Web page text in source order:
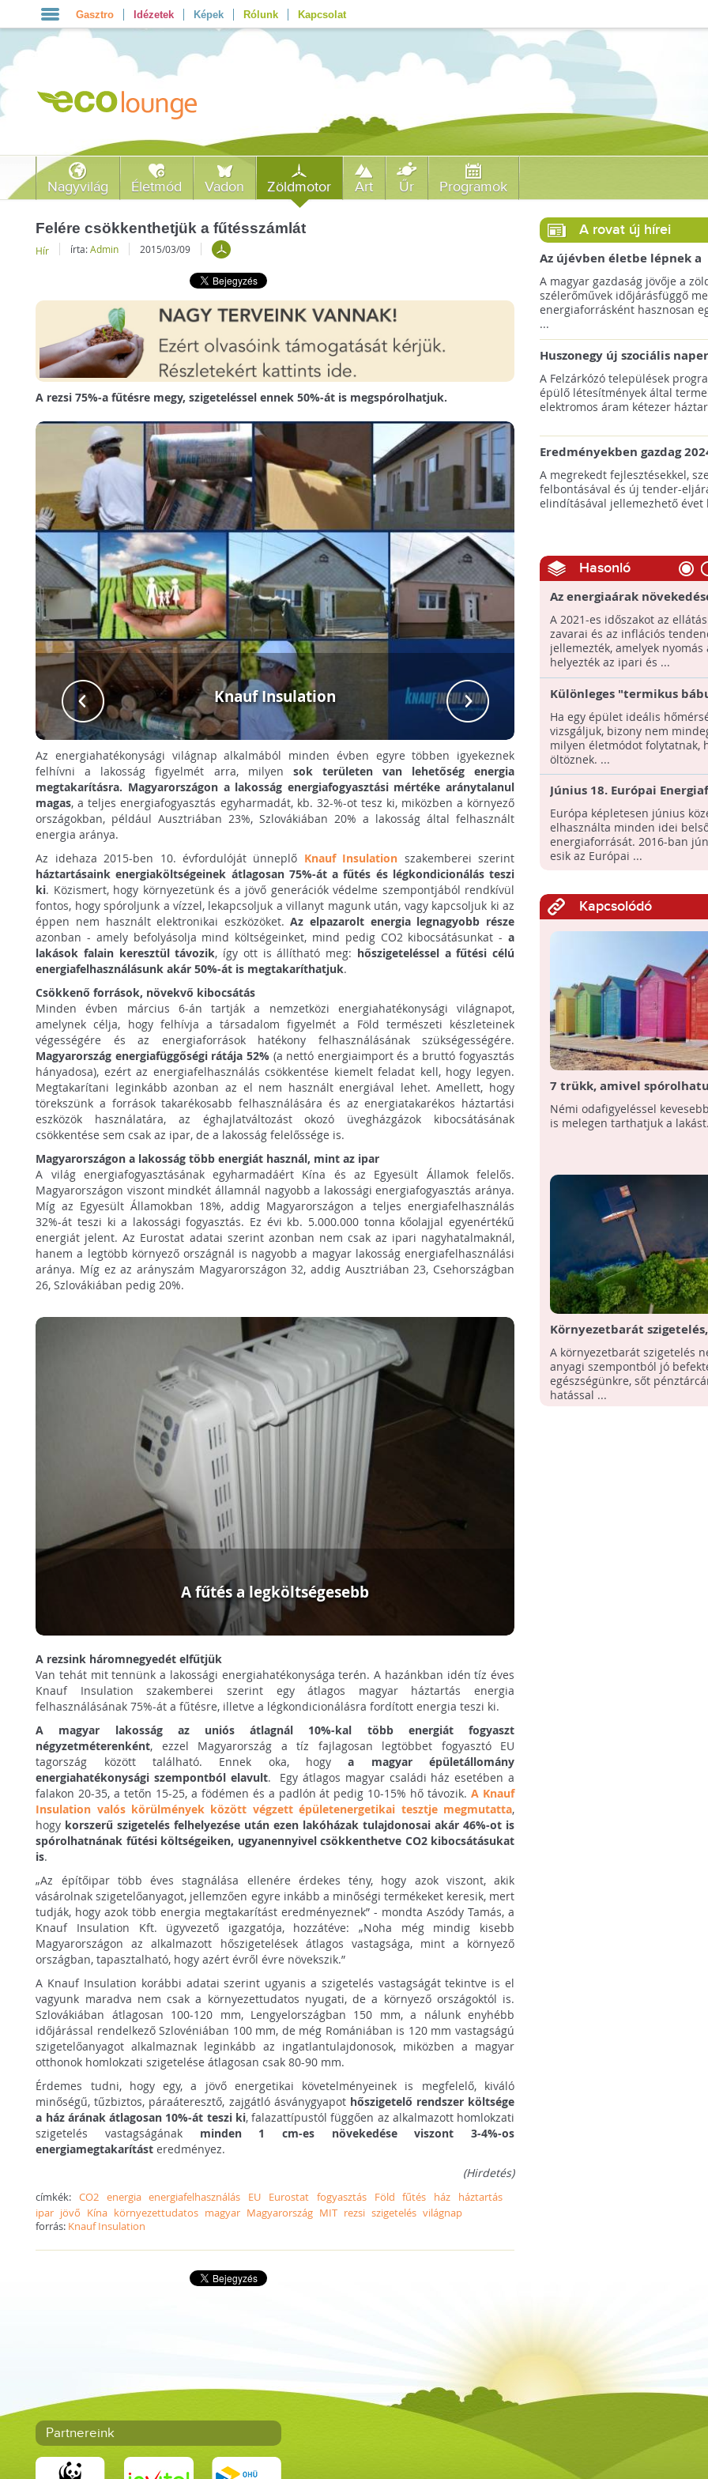
Gasztro Idézetek Képek Rólunk Kapcsolat
Nagyvilág Életmód Vadon Zöldmotor Art Űr Programok
Felére csökkenthetjük a fűtésszámlát
Hír írta:Admin 2015/03/09
A rezsi 75%-a fűtésre megy, szigeteléssel ennek 50%-át is megspórolhatjuk.
Knauf Insulation
Az energiahatékonysági világnap alkalmából minden évben egyre többen igyekeznek
felhívni a lakosság figyelmét arra, milyen sok területen van lehetőség energia
megtakarításra. Magyarországon a lakosság energiafogyasztási mértéke aránytalanul
magas, a teljes energiafogyasztás egyharmadát, kb. 32-%-ot tesz ki, miközben a környező
országokban, például Ausztriában 23%, Szlovákiában 20% a lakosság által felhasznált
energia aránya.
Az idehaza 2015-ben 10. évfordulóját ünneplő Knauf Insulation szakemberei szerint
háztartásaink energiaköltségeinek átlagosan 75%-át a fűtés és légkondicionálás teszi
ki. Közismert, hogy környezetünk és a jövő generációk védelme szempontjából rendkívül
fontos, hogy spóroljunk a vízzel, lekapcsoljuk a villanyt magunk után, vagy kapcsoljuk ki az
éppen nem használt elektronikai eszközöket.Az elpazarolt energia legnagyobb része
azonban - amely befolyásolja mind költségeinket, mind pedig CO2 kibocsátásunkat - a
lakások falain keresztül távozik, így ott is állítható meg: hőszigeteléssel a fűtési célú
energiafelhasználásunk akár 50%-át is megtakaríthatjuk.
Csökkenő források, növekvő kibocsátás
Minden évben március 6-án tartják a nemzetközi energiahatékonysági világnapot,
amelynek célja, hogy felhívja a társadalom figyelmét a Föld természeti készleteinek
végességére és az energiaforrások hatékony felhasználásának szükségességére.
Magyarország energiafüggőségi rátája 52%(a nettó energiaimport és a bruttó fogyasztás
hányadosa), ezért az energiafelhasználás csökkentése kiemelt feladat kell, hogy legyen.
Megtakarítani leginkább azonban az el nem használt energiával lehet. Amellett, hogy
törekszünk a források takarékosabb felhasználására és az energiatakarékos háztartási
eszközök használatára, az éghajlatváltozást okozó üvegházgázok kibocsátásának
csökkentése sem csak az ipar, de a lakosság felelőssége is.
Magyarországon a lakosság több energiát használ, mint az ipar
A világ energiafogyasztásának egyharmadáért Kína és az Egyesült Államok felelős.
Magyarországon viszont mindkét államnál nagyobb a lakossági energiafogyasztás aránya.
Míg az Egyesült Államokban 18%, addig Magyarországon a teljes energiafelhasználás
32%-át teszi ki a lakossági fogyasztás. Ez évi kb. 5.000.000 tonna kőolajjal egyenértékű
energiát jelent. Az Eurostat adatai szerint azonban nem csak az ipari nagyhatalmaknál,
hanem a legtöbb környező országnál is nagyobb a magyar lakosság energiafelhasználási
aránya. Míg ez az arányszám Magyarországon 32, addig Ausztriában 23, Csehországban
26, Szlovákiában pedig 20%.
A fűtés a legköltségesebb
A rezsink háromnegyedét elfűtjük
Van tehát mit tennünk a lakossági energiahatékonysága terén. A hazánkban idén tíz éves
Knauf Insulation szakemberei szerint egy átlagos magyar háztartás energia
felhasználásának 75%-át a fűtésre, illetve a légkondicionálásra fordított energia teszi ki.
A magyar lakosság az uniós átlagnál 10%-kal több energiát fogyaszt
négyzetméterenként, ezzel Magyarország a tíz fajlagosan legtöbbet fogyasztó EU
tagország között található. Ennek oka, hogya magyar épületállomány
energiahatékonysági szempontból elavult. Egy átlagos magyar családi ház esetében a
falakon 20-35, a tetőn 15-25, a födémen és a padlón át pedig 10-15% hő távozik.A Knauf
Insulation valós körülmények között végzett épületenergetikai tesztje megmutatta,
hogy korszerű szigetelés felhelyezése után ezen lakóházak tulajdonosai akár 46%-ot is
spórolhatnának fűtési költségeiken, ugyanennyivel csökkenthetve CO2 kibocsátásukat
is.
„Az építőipar több éves stagnálása ellenére érdekes tény, hogy azok viszont, akik
vásárolnak szigetelőanyagot, jellemzően egyre inkább a minőségi termékeket keresik, mert
tudják, hogy azok több energia megtakarítást eredményeznek” - mondta Aszódy Tamás, a
Knauf Insulation Kft. ügyvezető igazgatója, hozzátéve: „Noha még mindig kisebb
Magyarországon az alkalmazott hőszigetelések átlagos vastagsága, mint a környező
országban, tapasztalható, hogy azért évről évre növekszik.”
A Knauf Insulation korábbi adatai szerint ugyanis a szigetelés vastagságát tekintve is el
vagyunk maradva nem csak a környezettudatos nyugati, de a környező országoktól is.
Szlovákiában átlagosan 100-120 mm, Lengyelországban 150 mm, a nálunk enyhébb
időjárással rendelkező Szlovéniában 100 mm, de még Romániában is 120 mm vastagságú
szigetelőanyagot alkalmaznak leginkább az ingatlantulajdonosok, miközben a magyar
otthonok homlokzati szigetelése átlagosan csak 80-90 mm.
Érdemes tudni, hogy egy, a jövő energetikai követelményeinek is megfelelő, kiváló
minőségű, tűzbiztos, páraáteresztő, zajgátló ásványgyapothőszigetelő rendszer költsége
a ház árának átlagosan 10%-át teszi ki, falazattípustól függően az alkalmazott homlokzati
szigetelés vastagságának minden 1 cm-es növekedése viszont 3-4%-os
energiamegtakarítást eredményez.
(Hirdetés)
címkék: CO2 energia energiafelhasználás EU Eurostat fogyasztás Föld fűtés ház
háztartás
ipar jövő Kína környezettudatos magyar Magyarország MIT rezsi szigetelés világnap
forrás: Knauf Insulation
A rovat új hírei
Az újévben életbe lépnek a
szélerőművek telepítését
megkönnyítő rendelkezések
A magyar gazdaság jövője a
szélerőművek időjárásfüggő
energiaforrásként hasznosan
...
Huszonegy új szociális
hátrányos helyzetű
külterületén!
A Felzárkózó települések
épülő létesítmények által
elektromos áram kétezer
Eredményekben gazdag
az amerikai tengeri
A megrekedt fejlesztésekkel,
felbontásával és új tender-
elindításával jellemezhető évet
Hasonló
Az energiaárak
az érdeklődés az
termékek iránt
A 2021-es időszakot az
zavarai és az inflációs
jellemezték, amelyek nyomás
helyezték az ipari és ...
Különleges "termikus
vizsgálják a pécsi
milyen az ideális
épülethőmérséklet
Ha egy épület ideális
vizsgáljuk, bizony nem
milyen életmódot folytatnak,
öltöznek. ...
Június 18. Európai
Napja
Európa képletesen június
elhasználta minden idei
energiaforrását. 2016-ban
esik az Európai ...
Kapcsolódó
7 trükk, amivel
fűtésen
Némi odafigyeléssel
is melegen tarthatjuk a lakást.
Környezetbarát szigetelés,
egészségesebb otthon
A környezetbarát szigetelés
anyagi szempontból jó
egészségünkre, sőt
hatással ...
Partnereink